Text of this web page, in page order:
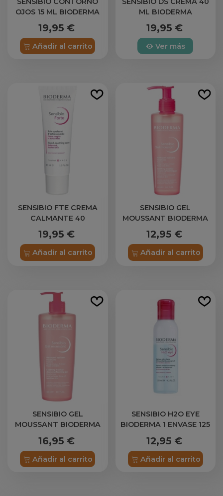
OJOS 15 ML BIODERMA
19,95 €
Añadir al carrito
ML BIODERMA
19,95 €
Ver más
SENSIBIO FTE CREMA
CALMANTE 40
BIODERMA
19,95 €
Añadir al carrito
SENSIBIO GEL
MOUSSANT BIODERMA
200 ML
12,95 €
Añadir al carrito
SENSIBIO GEL
MOUSSANT BIODERMA
16,95 €
Añadir al carrito
SENSIBIO H2O EYE
BIODERMA 1 ENVASE 125
12,95 €
Añadir al carrito